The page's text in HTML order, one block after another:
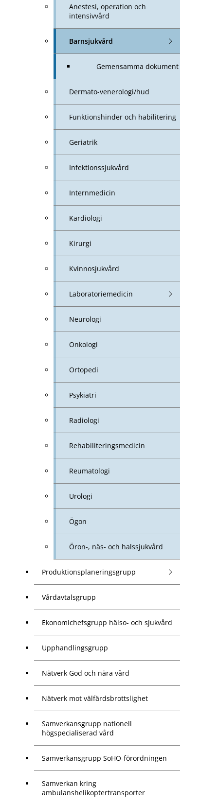
Anestesi, operation och
intensivvård
Barnsjukvård
Gemensamma dokument
Dermato-venerologi/hud
Funktionshinder och habilitering
Geriatrik
Infektionssjukvård
Internmedicin
Kardiologi
Kirurgi
Kvinnosjukvård
Laboratoriemedicin
Neurologi
Onkologi
Ortopedi
Psykiatri
Radiologi
Rehabiliteringsmedicin
Reumatologi
Urologi
Ögon
Öron-, näs- och halssjukvård
Produktionsplaneringsgrupp
Vårdavtalsgrupp
Ekonomichefsgrupp hälso- och sjukvård
Upphandlingsgrupp
Nätverk God och nära vård
Nätverk mot välfärdsbrottslighet
Samverkansgrupp nationell
högspecialiserad vård
Samverkansgrupp SoHO-förordningen
Samverkan kring
ambulanshelikoptertransporter